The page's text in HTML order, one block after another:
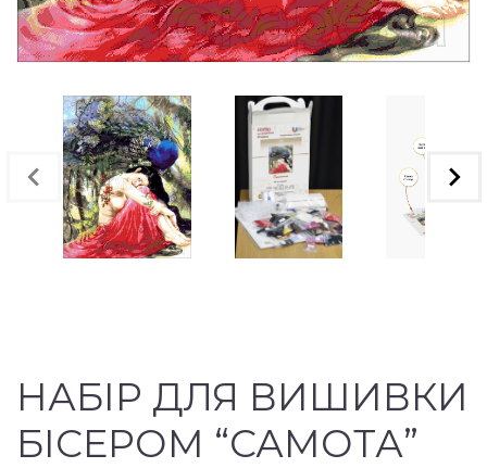
НАБІР ДЛЯ ВИШИВКИ
БІСЕРОМ “САМОТА”